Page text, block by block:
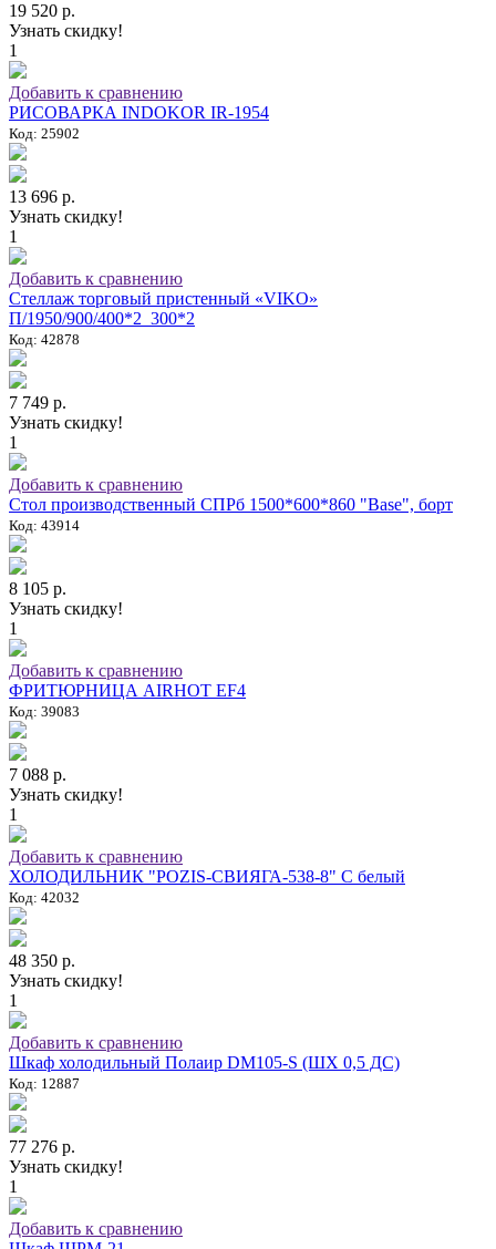
19 520 р.
Узнать скидку!
1
Добавить к сравнению
РИСОВАРКА INDOKOR IR-1954
Код: 25902
13 696 р.
Узнать скидку!
1
Добавить к сравнению
Стеллаж торговый пристенный «VIKO»
П/1950/900/400*2_300*2
Код: 42878
7 749 р.
Узнать скидку!
1
Добавить к сравнению
Стол производственный СПРб 1500*600*860 "Base", борт
Код: 43914
8 105 р.
Узнать скидку!
1
Добавить к сравнению
ФРИТЮРНИЦА AIRHOT EF4
Код: 39083
7 088 р.
Узнать скидку!
1
Добавить к сравнению
ХОЛОДИЛЬНИК "POZIS-СВИЯГА-538-8" C белый
Код: 42032
48 350 р.
Узнать скидку!
1
Добавить к сравнению
Шкаф холодильный Полаир DM105-S (ШХ 0,5 ДС)
Код: 12887
77 276 р.
Узнать скидку!
1
Добавить к сравнению